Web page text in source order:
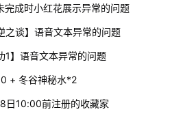
完成时小红花展示异常的问题
之谈】语音文本异常的问题
1】语音文本异常的问题
+ 冬谷神秘水*2
日10:00前注册的收藏家